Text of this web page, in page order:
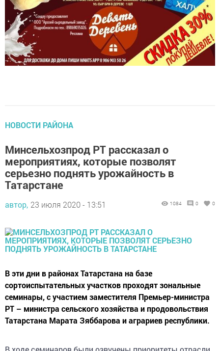
мероприятиях, которые позволят
серьезно поднять урожайность в
Татарстане
23 июля 2020 - 13:51
сортоиспытательных участков проходят зональные
семинары, с участием заместителя Премьер-министра
РТ – министра сельского хозяйства и продовольствия
Татарстана Марата Зяббарова и аграриев республики.